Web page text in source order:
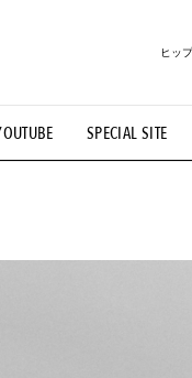
SPECIAL SITE
ヒッ
ド図鑑 #路地裏てぃー
#MOVIE